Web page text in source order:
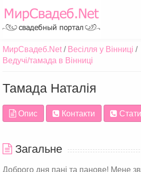
МирСвадеб.Net
Весілля у Вінниці
Ведучі/тамада в Вінниці
Тамада Наталія
Опис Контакти
Загальне
Доброго дня пані та панове! Мене